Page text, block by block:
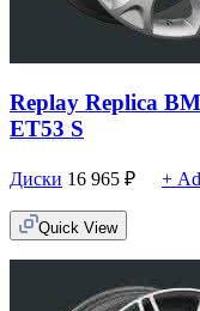
Replay Replica
ET53 S
Диски 16 965 ₽ +
Quick View